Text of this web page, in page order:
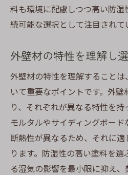
料も環境に配慮しつつ高い防
続可能な選択として注目されて
外壁材の特性を理解し
外壁材の特性を理解すること
いて重要なポイントです。外
り、それぞれが異なる特性を持
モルタルやサイディングボー
断熱性が異なるため、それに
ります。防湿性の高い塗料を
る湿気の影響を最小限に抑え